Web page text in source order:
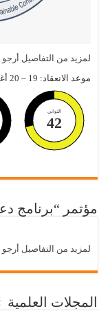
لمزيد من التفاصيل
موعد الانعقاد: 19 – 20 أغسطس 2026م
الثواني
42
مؤتمر “برنامج
لمزيد من التفاصيل
المجلات العلمية